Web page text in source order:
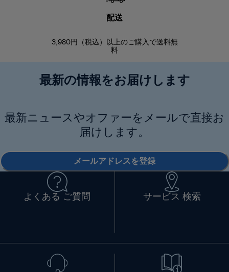
配送
3,980円（税込）以上のご購入で送料無
料
最新の情報をお届けします
最新ニュースやオファーをメールで直接お
届けします。
メールアドレスを登録
よくある ご質問 サービス 検索